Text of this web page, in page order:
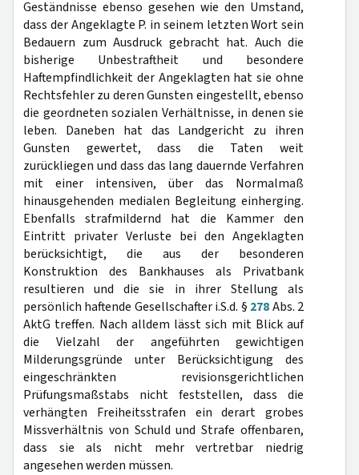
Geständnisse ebenso gesehen wie den Umstand,
dass der Angeklagte P. in seinem letzten Wort sein
Bedauern zum Ausdruck gebracht hat. Auch die
bisherige Unbestraftheit und besondere
Haftempfindlichkeit der Angeklagten hat sie ohne
Rechtsfehler zu deren Gunsten eingestellt, ebenso
die geordneten sozialen Verhältnisse, in denen sie
leben. Daneben hat das Landgericht zu ihren
Gunsten gewertet, dass die Taten weit
zurückliegen und dass das lang dauernde Verfahren
mit einer intensiven, über das Normalmaß
hinausgehenden medialen Begleitung einherging.
Ebenfalls strafmildernd hat die Kammer den
Eintritt privater Verluste bei den Angeklagten
berücksichtigt, die aus der besonderen
Konstruktion des Bankhauses als Privatbank
resultieren und die sie in ihrer Stellung als
persönlich haftende Gesellschafter i.S.d. § 278Abs. 2
AktG treffen. Nach alldem lässt sich mit Blick auf
die Vielzahl der angeführten gewichtigen
Milderungsgründe unter Berücksichtigung des
eingeschränkten revisionsgerichtlichen
Prüfungsmaßstabs nicht feststellen, dass die
verhängten Freiheitsstrafen ein derart grobes
Missverhältnis von Schuld und Strafe offenbaren,
dass sie als nicht mehr vertretbar niedrig
angesehen werden müssen.